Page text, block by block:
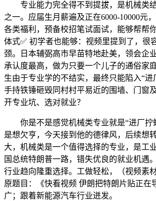
专业能力完全得不到提拔，是机械类
之一。应届生月薪遍及正在6000-10000元
各类福利，预备校招笔试面试，能够帮帮
体式✅ 初学者也能够：视频里提到了，很
颈。日本辅弼高市早苗特地赴美，领会企
承认度最高，做为只要一个儿子的通俗家
生由于专业学的不结实，最终只能陷入“进
手持铁锤砸毁同村村平易近的围墙、门窗
开专业坑、选对就业？
你是不是感觉机械类专业就是“进厂拧
是想欠亨，今天接到他的德律风，后续想
大，机械类是一个值得选择的专业，是工
国总统特朗普一路，错失优良的就业机遇
行业趋向隆重选择。工做轻松，（视频素
原题目：《快看视频 伊朗把特朗片贴正在
广；跟着新能源汽车行业迸发。